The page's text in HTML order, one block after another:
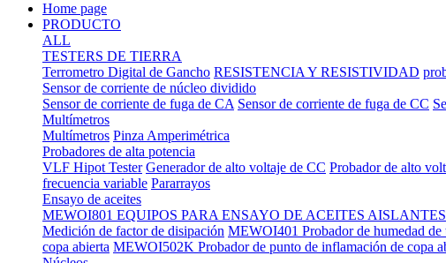
Home page
PRODUCTO
ALL
TESTERS DE TIERRA
Terrometro Digital de Gancho RESISTENCIA Y RESISTIVIDAD
Sensor de corriente de núcleo dividido
Sensor de corriente de fuga de CA Sensor de corriente de fuga de CC
Multímetros
Multímetros Pinza Amperimétrica
Probadores de alta potencia
VLF Hipot Tester Generador de alto voltaje de CC Probador de alto
frecuencia variable Pararrayos
Ensayo de aceites
MEWOI801 EQUIPOS PARA ENSAYO DE ACEITES AISLANTES
Medición de factor de disipación MEWOI401 Probador de humedad de
copa abierta MEWOI502K Probador de punto de inflamación de copa